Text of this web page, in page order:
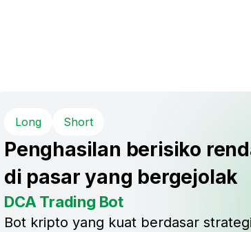
Long Short
Penghasilan berisiko
di pasar yang bergejolak
DCA Trading Bot
Bot kripto yang kuat berdasar